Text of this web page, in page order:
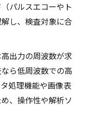
パルスエコーやト
し、検査対象に合
出力の周波数が求
ら低周波数での高
処理機能や画像表
、操作性や解析ソ